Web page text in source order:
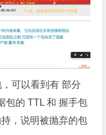
可以看到有 部分
包的 TTL 和 握手包
，说明被抛弃的包